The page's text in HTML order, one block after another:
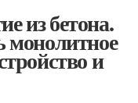
из бетона.
монолитное
и